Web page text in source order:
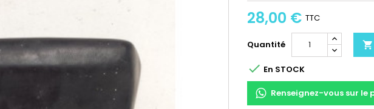
28,00 € TTC
Quantité 
 En STOCK
Renseignez-vous sur le